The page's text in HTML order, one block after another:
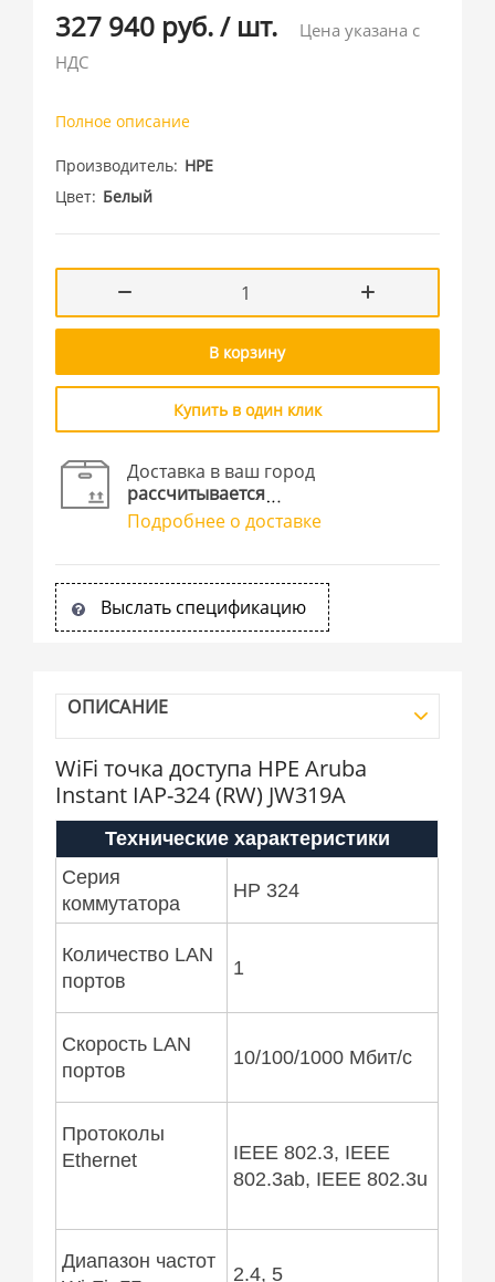
327 940 руб./ шт.
Цена указана с
НДС
Полное описание
Производитель HPE
Цвет Белый
В корзину
Купить в один клик
Доставка в ваш город
рассчитывается
Подробнее о доставке
Выслать спецификацию
ОПИСАНИЕ
WiFi точка доступа HPE Aruba
Instant IAP-324 (RW) JW319A
Технические характеристики
Серия
коммутатора
HP 324
Количество LAN
портов
1
Скорость LAN
портов
10/100/1000 Мбит/с
Протоколы
Ethernet
IEEE 802.3, IEEE
802.3ab, IEEE 802.3u
Диапазон частот
2.4, 5